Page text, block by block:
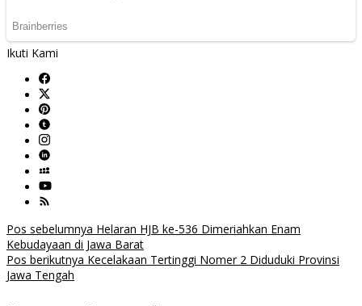
Ikuti Kami
Navigasi
pos
Pos sebelumnya Helaran HJB ke-536 Dimeriahkan Enam
Kebudayaan di Jawa Barat
Pos berikutnya Kecelakaan Tertinggi Nomer 2 Diduduki Provinsi
Jawa Tengah